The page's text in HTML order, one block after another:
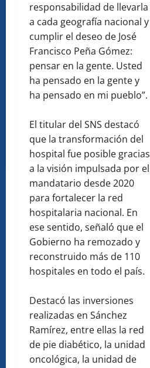
responsabilidad de llevarla
a cada geografía nacional y
cumplir el deseo de José
Francisco Peña Gómez:
pensar en la gente. Usted
ha pensado en la gente y
ha pensado en mi pueblo”.
El titular del SNS destacó
que la transformación del
hospital fue posible gracias
a la visión impulsada por el
mandatario desde 2020
para fortalecer la red
hospitalaria nacional. En
ese sentido, señaló que el
Gobierno ha remozado y
reconstruido más de 110
hospitales en todo el país.
Destacó las inversiones
realizadas en Sánchez
Ramírez, entre ellas la red
de pie diabético, la unidad
oncológica, la unidad de